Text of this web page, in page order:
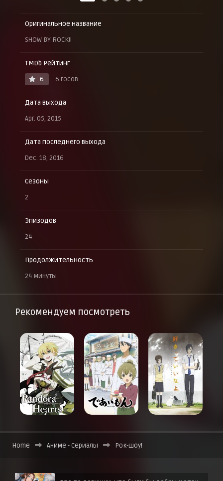
Оригинальное название
SHOW BY ROCK!!
TMDb Рейтинг
6
6 госов
Дата выхода
Apr. 05, 2015
Дата последнего выхода
Dec. 18, 2016
Сезоны
2
Эпизодов
24
Продолжительность
24 минуты
Рекомендуем посмотреть
Home Аниме - Сериалы Рок-шоу!